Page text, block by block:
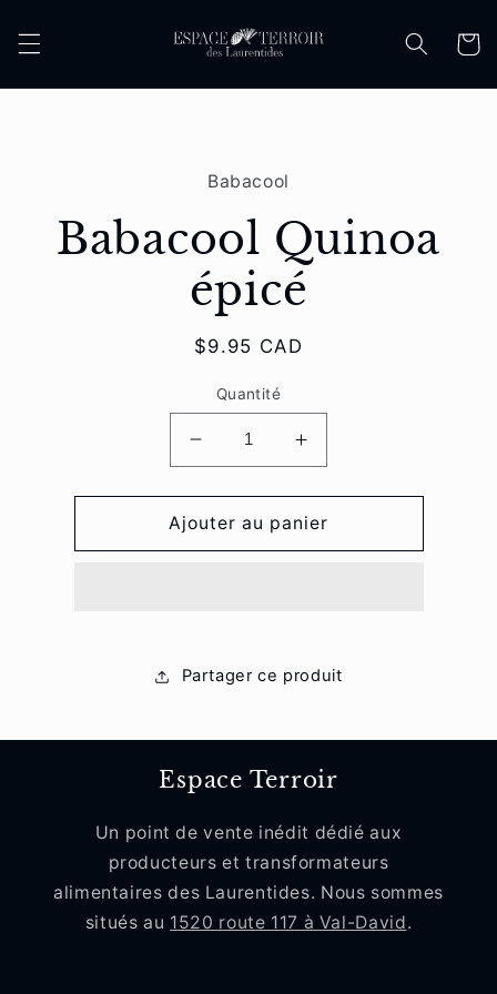
au
Panier
Babacool
Babacool Quinoa
épicé
Prix
$9.95 CAD
Quantité
Réduire
la
quantité
de
Babacool
Augmenter
la
quantité
de
Babacool
Ajouter au panier
Partager ce produit
Espace Terroir
Un point de vente inédit dédié aux
producteurs et transformateurs
alimentaires des Laurentides. Nous sommes
situés au 1520 route 117 à Val-David.